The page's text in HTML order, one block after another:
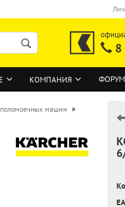
ВОЙТИ
8
КОМПАНИЯ ФОРУМ
машин »